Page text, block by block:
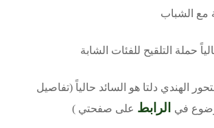
مع الشباب
حملة التلقيح للفئات الشابة
الهندي دلتا هو السائد حالياً (تفاصيل
في
الرابط على صفحتي )